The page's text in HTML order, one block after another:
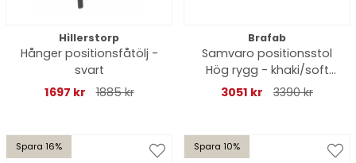
Hillerstorp
Hånger positionsfåtölj -
svart
1697 kr
1885 kr
Brafab
Samvaro positionsstol
Hög rygg - khaki/soft
dawn dyna
3051 kr 3390 kr
Spara 16% Spara 10%